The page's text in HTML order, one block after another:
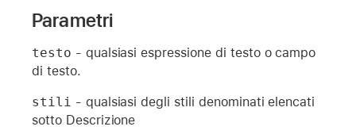
Parametri
testo - qualsiasi espressione di testo o campo
di testo.
stili - qualsiasi degli stili denominati elencati
sotto Descrizione